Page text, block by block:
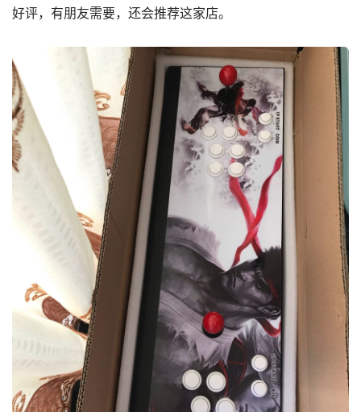
好评，有朋友需要，还会推荐这家店。